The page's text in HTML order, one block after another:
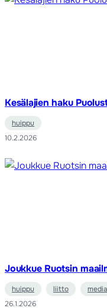
Kesälajien haku
huippu
10.2.2026
Joukkue Ruotsin
huippu liitto
media
26.1.2026